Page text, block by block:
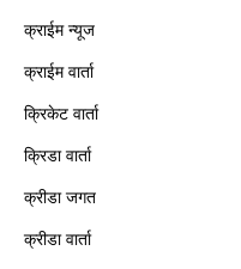
क्राईम न्यूज
क्राईम वार्ता
क्रिकेट वार्ता
क्रिडा वार्ता
क्रीडा जगत
क्रीडा वार्ता